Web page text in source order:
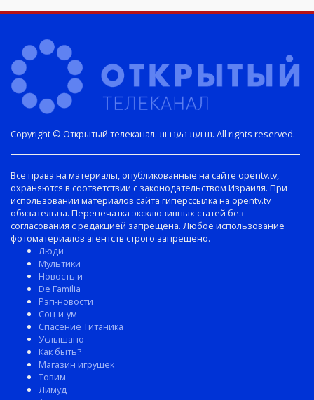
Copyright © Открытый телеканал. תנועת הערבות. All rights reserved.
Все права на материалы, опубликованные на сайте opentv.tv,
охраняются в соответствии с законодательством Израиля. При
использовании материалов сайта гиперссылка на opentv.tv
обязательна. Перепечатка эксклюзивных статей без
согласования с редакцией запрещена. Любое использование
фотоматериалов агентств строго запрещено.
Люди
Мультики
Новость и
De Familia
Рэп-новости
Соц-и-ум
Спасение Титаника
Услышано
Как быть?
Магазин игрушек
Товим
Лимуд